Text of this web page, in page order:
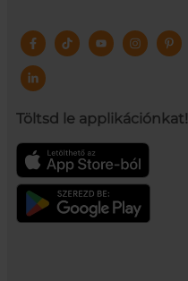
Töltsd le applikációnkat!